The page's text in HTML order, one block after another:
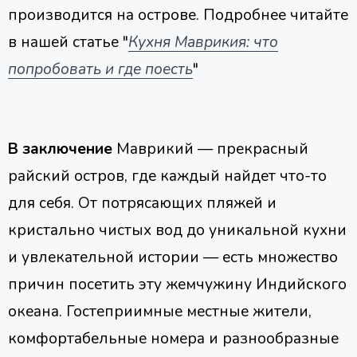
производится на острове. Подробнее читайте
в нашей статье "Кухня Маврикия: что
попробовать и где поесть"
В заключение Маврикий — прекрасный
райский остров, где каждый найдет что-то
для себя. От потрясающих пляжей и
кристально чистых вод до уникальной кухни
и увлекательной истории — есть множество
причин посетить эту жемчужину Индийского
океана. Гостеприимные местные жители,
комфортабельные номера и разнообразные